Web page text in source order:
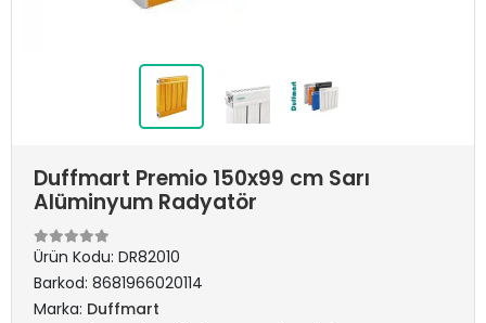
Duffmart Premio 150x99 cm Sarı
Alüminyum Radyatör
Ürün Kodu: DR82010
Barkod: 8681966020114
Marka: Duffmart